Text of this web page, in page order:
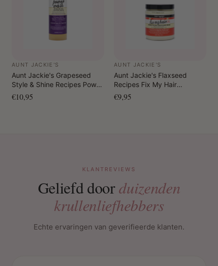
AUNT JACKIE'S
Aunt Jackie's Grapeseed
Style & Shine Recipes Power
Wash Intense Moisture
Clarifying Shampoo 355 ml
€10,95
AUNT JACKIE'S
Aunt Jackie's Flaxseed
Recipes Fix My Hair
Intensive Repair
Conditioning Masque 426 gr.
€9,95
KLANTREVIEWS
Geliefd doorduizenden
krullenliefhebbers
Echte ervaringen van geverifieerde klanten.